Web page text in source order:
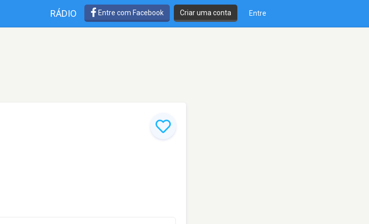
RÁDIO Entre com Facebook Criar uma conta Entre